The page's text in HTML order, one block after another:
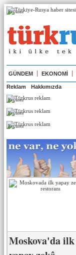
Реклама
GÜNDEM EKONOMİ
Reklam Hakkımızda
Реклама
Реклама
Реклама
Moskova'da ilk